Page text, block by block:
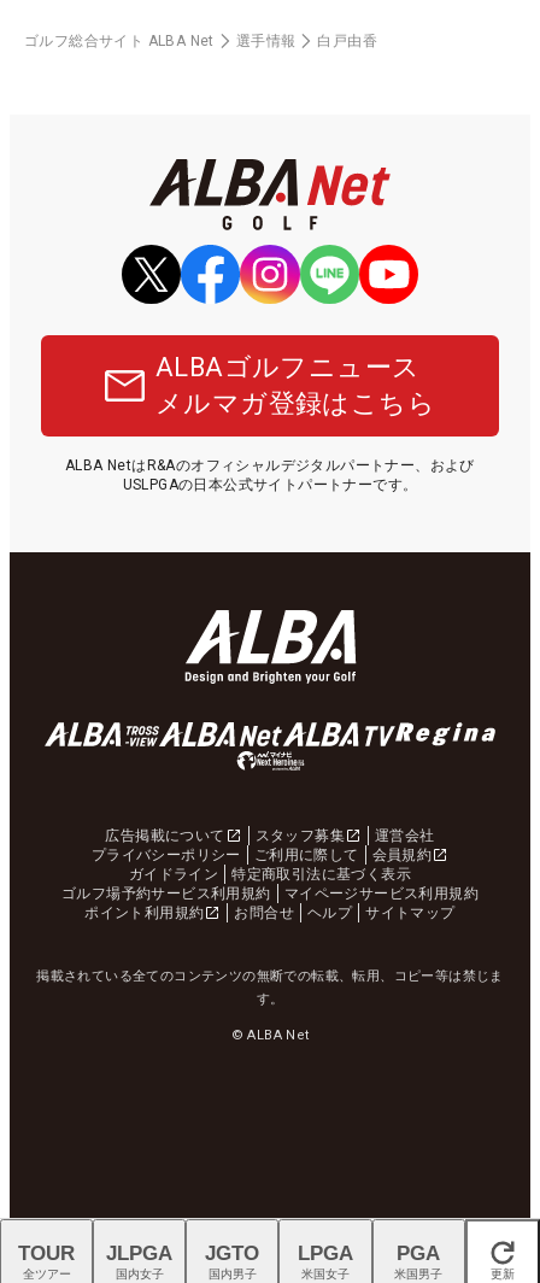
ゴルフ総合サイト ALBA Net 選手情報 白戸由香
ALBAゴルフニュース
メルマガ登録はこちら
ALBA NetはR&Aのオフィシャルデジタルパートナー、および
USLPGAの日本公式サイトパートナーです。
広告掲載について スタッフ募集
運営会社
プライバシーポリシー
ご利用に際して
会員規約
ガイドライン
特定商取引法に基づく表示
ゴルフ場予約サービス利用規約
マイページサービス利用規約
ポイント利用規約
お問合せ ヘルプ サイトマップ
掲載されている全てのコンテンツの無断での転載、転用、コピー等は禁じま
す。
© ALBA Net
閉じる
TOUR
全ツアー
JLPGA
国内女子
JGTO
国内男子
LPGA
米国女子
PGA
米国男子 更新